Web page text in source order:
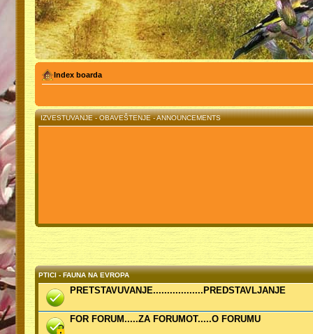
Index boarda
IZVESTUVANJE - OBAVEŠTENJE - ANNOUNCEMENTS
PTICI - FAUNA NA EVROPA
PRETSTAVUVANJE..................PREDSTAVLJANJE
FOR FORUM.....ZA FORUMOT.....O FORUMU